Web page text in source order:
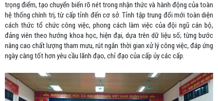
trọng điểm, tạo chuyển biến rõ nét trong nhận thức và hành động của toàn
hệ thống chính trị, từ cấp tỉnh đến cơ sở. Tỉnh tập trung đổi mới toàn diện
cách thức tổ chức công việc, phong cách làm việc của đội ngũ cán bộ,
đảng viên theo hướng khoa học, hiện đại, dựa trên dữ liệu số; từng bước
nâng cao chất lượng tham mưu, rút ngắn thời gian xử lý công việc, đáp ứng
ngày càng tốt hơn yêu cầu lãnh đạo, chỉ đạo của cấp ủy các cấp.